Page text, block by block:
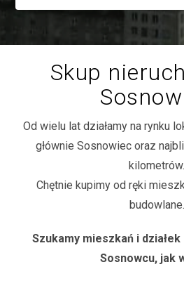
Skup
Od wielu lat działamy na rynku
głównie Sosnowiec oraz
kilometrów.
Chętnie kupimy od ręki
budowlane.
Szukamy mieszkań i
Sosnowcu, jak